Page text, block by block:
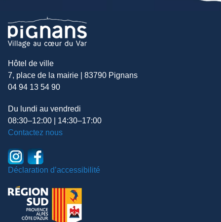
Hôtel de ville
7, place de la mairie | 83790 Pignans
04 94 13 54 90
Du lundi au vendredi
08:30–12:00 | 14:30–17:00
Contactez nous
Déclaration d’accessibilité